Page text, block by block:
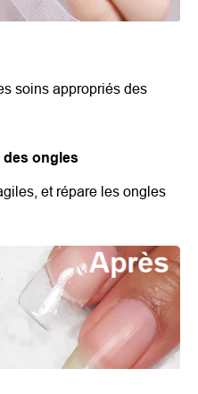
soins appropriés des
des ongles
et répare les ongles